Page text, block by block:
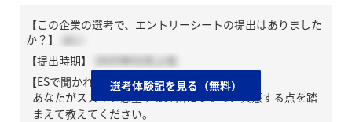
【この企業の選考で、エントリーシートの提出はありました
か？】
はい
【提出時期】
2025年02月上旬
【ESで聞かれた質問】
あなたがスズキを志望する理由について、共感する点を踏
まえて教えてください。
選考体験記を見る（無料）